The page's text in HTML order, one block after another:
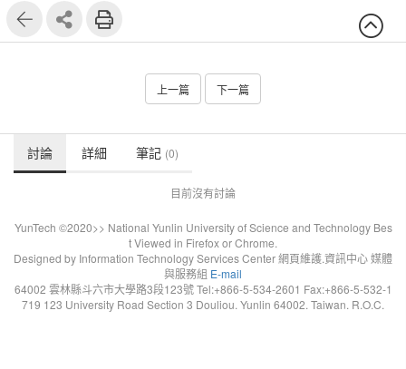
上一篇 下一篇
討論 詳細 筆記 (0)
目前沒有討論
YunTech ©2020>> National Yunlin University of Science and Technology Bes
t Viewed in Firefox or Chrome.
Designed by Information Technology Services Center 網頁維護.資訊中心 媒體
與服務組 E-mail
64002 雲林縣斗六市大學路3段123號 Tel:+866-5-534-2601 Fax:+866-5-532-1
719 123 University Road Section 3 Douliou. Yunlin 64002. Taiwan. R.O.C.